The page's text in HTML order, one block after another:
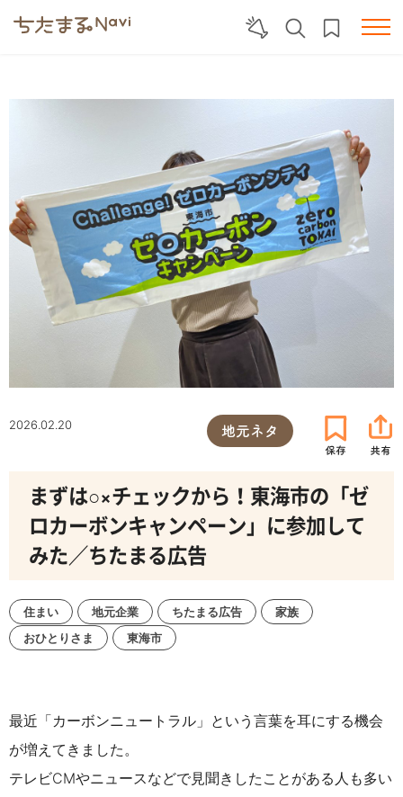
2026.02.20 地元ネタ
まずは○×チェックから！東海市の「ゼ
ロカーボンキャンペーン」に参加して
みた／ちたまる広告
住まい 地元企業 ちたまる広告
家族
おひとりさま
東海市
最近「カーボンニュートラル」という言葉を耳にする機会
が増えてきました。
テレビCMやニュースなどで見聞きしたことがある人も多い